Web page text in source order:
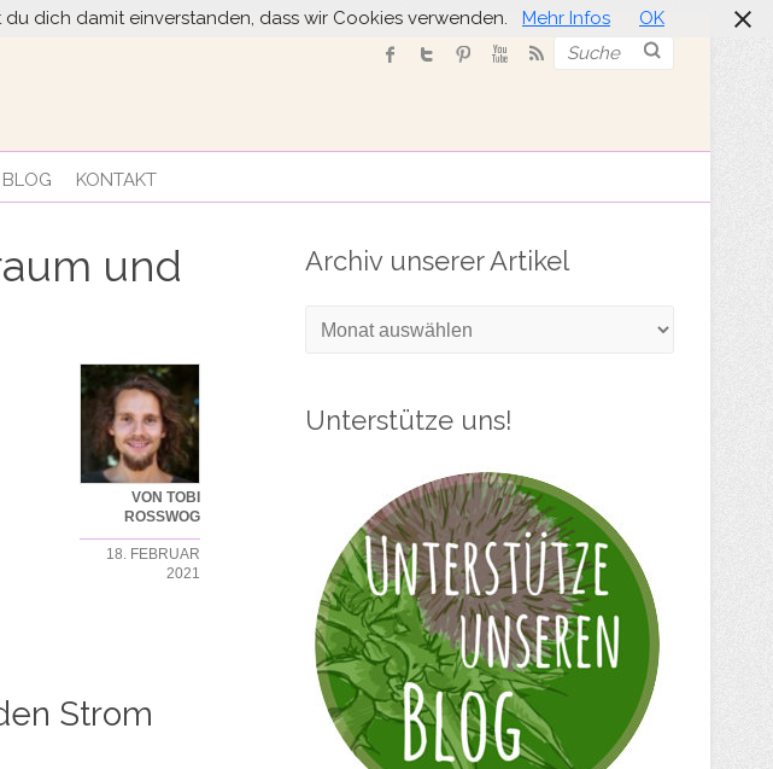
Suche
BLOG KONTAKT
und
VON TOBI
ROSSWOG
18. FEBRUAR
2021
Strom
Archiv unserer Artikel
Archiv
Unterstütze uns!
dich damit einverstanden, dass wir Cookies verwenden. Mehr Infos OK